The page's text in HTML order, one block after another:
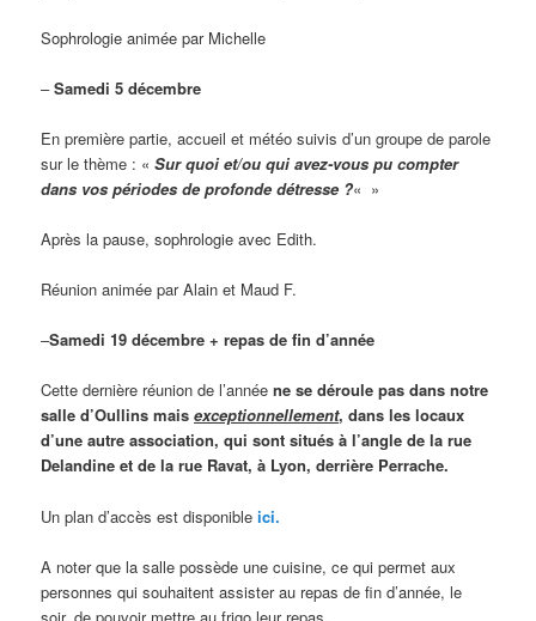
Sophrologie animée par Michelle
–Samedi 5 décembre
En première partie, accueil et météo suivis d’un groupe de parole
sur le thème : «Sur quoi et/ou qui avez-vous pu compter
dans vos périodes de profonde détresse ?« »
Après la pause, sophrologie avec Edith.
Réunion animée par Alain et Maud F.
–Samedi 19 décembre + repas de fin d’année
Cette dernière réunion de l’annéene se déroule pas dans notre
salle d’Oullins maisexceptionnellement, dans les locaux
d’une autre association, qui sont situés à l’angle de la rue
Delandine et de la rue Ravat, à Lyon, derrière Perrache.
Un plan d’accès est disponibleici.
A noter que la salle possède une cuisine, ce qui permet aux
personnes qui souhaitent assister au repas de fin d’année, le
soir, de pouvoir mettre au frigo leur repas.